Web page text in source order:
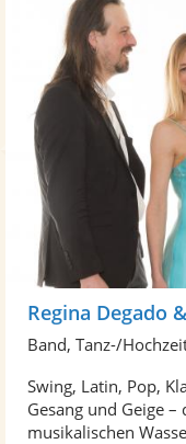
Regina Degado
Band, Tanz-/
Swing, Latin, Pop,
Gesang und Geige
musikalischen